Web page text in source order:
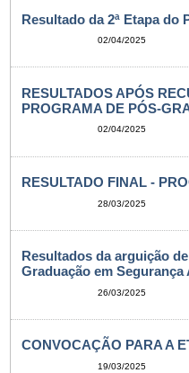
Resultado da 2ª Etapa do
02/04/2025
RESULTADOS APÓS
PROGRAMA DE PÓS-
02/04/2025
RESULTADO FINAL -
28/03/2025
Resultados da arguição
Graduação em
26/03/2025
CONVOCAÇÃO PARA A
19/03/2025